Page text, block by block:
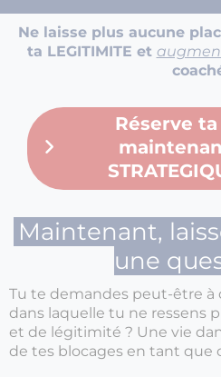
Ne laisse plus aucune
ta LEGITIMITE et
Réserve
Maintenant,
une
Tu te demandes peut-être à
dans laquelle tu ne ressens
et de légitimité ? Une vie
de tes blocages en tant que